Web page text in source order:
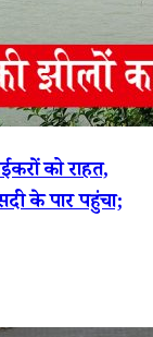
को राहत,
के पार पहुंचा;